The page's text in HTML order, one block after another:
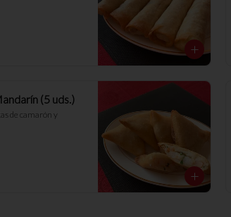
(5 uds.)
de camarón y